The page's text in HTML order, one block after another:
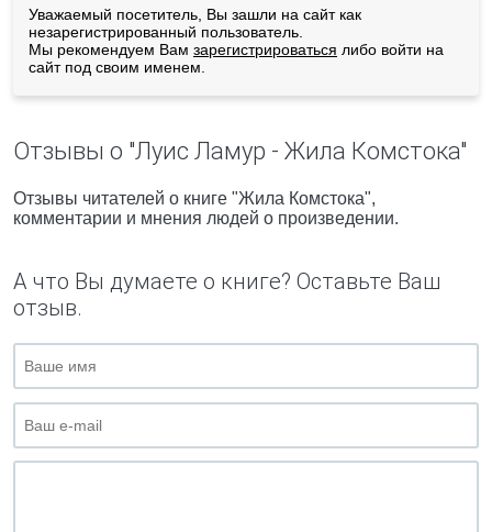
Уважаемый посетитель, Вы зашли на сайт как
незарегистрированный пользователь.
Мы рекомендуем Вам зарегистрироваться либо войти на
сайт под своим именем.
Отзывы о "Луис Ламур - Жила Комстока"
Отзывы читателей о книге "Жила Комстока",
комментарии и мнения людей о произведении.
А что Вы думаете о книге? Оставьте Ваш
отзыв.